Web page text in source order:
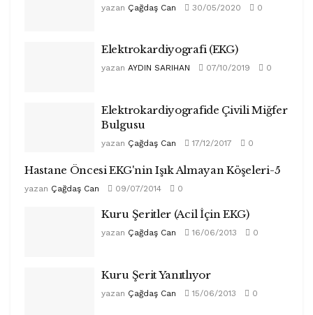
yazan Çağdaş Can 30/05/2020 0
Elektrokardiyografi (EKG)
yazan AYDIN SARIHAN 07/10/2019 0
Elektrokardiyografide Çivili Miğfer
Bulgusu
yazan Çağdaş Can 17/12/2017 0
Hastane Öncesi EKG'nin Işık Almayan Köşeleri-5
yazan Çağdaş Can 09/07/2014 0
Kuru Şeritler (Acil İçin EKG)
yazan Çağdaş Can 16/06/2013 0
Kuru Şerit Yanıtlıyor
yazan Çağdaş Can 15/06/2013 0